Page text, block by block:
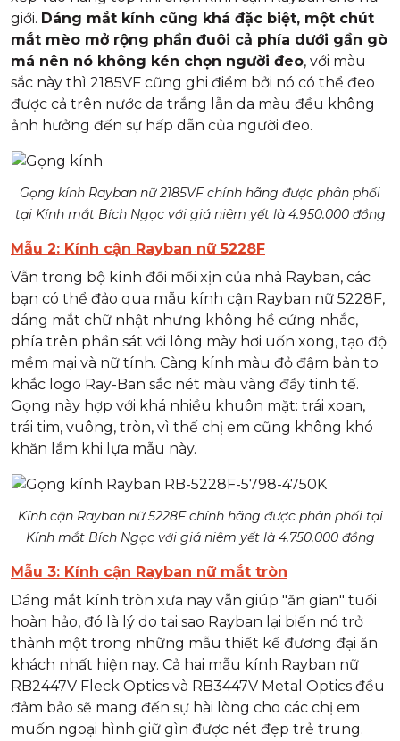
giới. Dáng mắt kính cũng khá đặc biệt, một chút
mắt mèo mở rộng phần đuôi cả phía dưới gần gò
má nên nó không kén chọn người đeo, với màu
sắc này thì 2185VF cũng ghi điểm bởi nó có thể đeo
được cả trên nước da trắng lẫn da màu đều không
ảnh hưởng đến sự hấp dẫn của người đeo.
Gọng kính Rayban nữ 2185VF chính hãng được phân phối
tại Kính mắt Bích Ngọc với giá niêm yết là 4.950.000 đồng
Mẫu 2: Kính cận Rayban nữ 5228F
Vẫn trong bộ kính đồi mồi xịn của nhà Rayban, các
bạn có thể đảo qua mẫu kính cận Rayban nữ 5228F,
dáng mắt chữ nhật nhưng không hề cứng nhắc,
phía trên phần sát với lông mày hơi uốn xong, tạo độ
mềm mại và nữ tính. Càng kính màu đỏ đậm bản to
khắc logo Ray-Ban sắc nét màu vàng đầy tinh tế.
Gọng này hợp với khá nhiều khuôn mặt: trái xoan,
trái tim, vuông, tròn, vì thế chị em cũng không khó
khăn lắm khi lựa mẫu này.
Kính cận Rayban nữ 5228F chính hãng được phân phối tại
Kính mắt Bích Ngọc với giá niêm yết là 4.750.000 đồng
Mẫu 3: Kính cận Rayban nữ mắt tròn
Dáng mắt kính tròn xưa nay vẫn giúp "ăn gian" tuổi
hoàn hảo, đó là lý do tại sao Rayban lại biến nó trở
thành một trong những mẫu thiết kế đương đại ăn
khách nhất hiện nay. Cả hai mẫu kính Rayban nữ
RB2447V Fleck Optics và RB3447V Metal Optics đều
đảm bảo sẽ mang đến sự hài lòng cho các chị em
muốn ngoại hình giữ gìn được nét đẹp trẻ trung.